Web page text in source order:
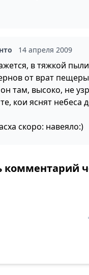
14 апреля 2009
в тяжкой
от врат
там, высоко, не
кои яснят
скоро: навеяло:)
комментарий